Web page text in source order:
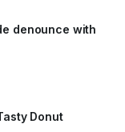
denounce with
Donut